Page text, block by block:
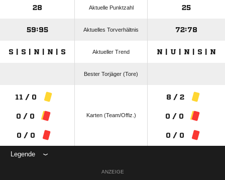
28 Aktuelle Punktzahl 25
59:95 Aktuelles Torverhältnis 72:78
S | S | N | N | S Aktueller Trend N | U | N | S | N
Bester Torjäger (Tore)
11 / 0
0 / 0
0 / 0
Karten (Team/Offiz.)
8 / 2
0 / 0
0 / 0
Legende
ANZEIGE